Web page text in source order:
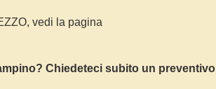
vedi la pagina
? Chiedeteci subito un